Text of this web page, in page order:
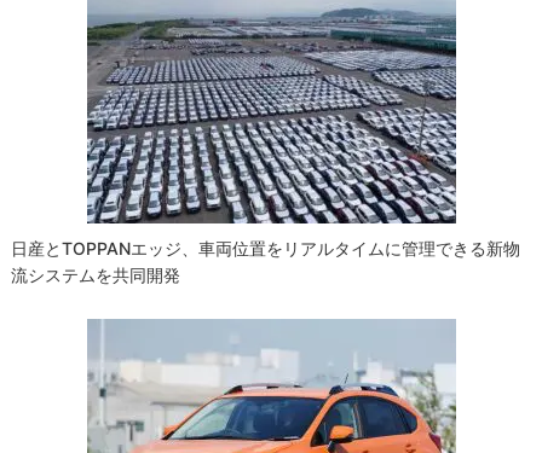
日産とTOPPANエッジ、車両位置をリアルタイムに管理できる新物
流システムを共同開発